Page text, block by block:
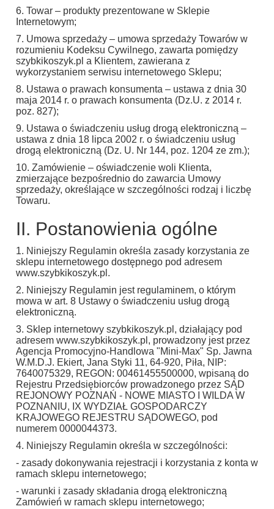
6. Towar – produkty prezentowane w Sklepie
Internetowym;
7. Umowa sprzedaży – umowa sprzedaży Towarów w
rozumieniu Kodeksu Cywilnego, zawarta pomiędzy
szybkikoszyk.pl a Klientem, zawierana z
wykorzystaniem serwisu internetowego Sklepu;
8. Ustawa o prawach konsumenta – ustawa z dnia 30
maja 2014 r. o prawach konsumenta (Dz.U. z 2014 r.
poz. 827);
9. Ustawa o świadczeniu usług drogą elektroniczną –
ustawa z dnia 18 lipca 2002 r. o świadczeniu usług
drogą elektroniczną (Dz. U. Nr 144, poz. 1204 ze zm.);
10. Zamówienie – oświadczenie woli Klienta,
zmierzające bezpośrednio do zawarcia Umowy
sprzedaży, określające w szczególności rodzaj i liczbę
Towaru.
II. Postanowienia ogólne
1. Niniejszy Regulamin określa zasady korzystania ze
sklepu internetowego dostępnego pod adresem
www.szybkikoszyk.pl.
2. Niniejszy Regulamin jest regulaminem, o którym
mowa w art. 8 Ustawy o świadczeniu usług drogą
elektroniczną.
3. Sklep internetowy szybkikoszyk.pl, działający pod
adresem www.szybkikoszyk.pl, prowadzony jest przez
Agencja Promocyjno-Handlowa "Mini-Max" Sp. Jawna
W.M.D.J. Ekiert, Jana Styki 11, 64-920, Piła, NIP:
7640075329, REGON: 00461455500000, wpisaną do
Rejestru Przedsiębiorców prowadzonego przez SĄD
REJONOWY POZNAŃ - NOWE MIASTO I WILDA W
POZNANIU, IX WYDZIAŁ GOSPODARCZY
KRAJOWEGO REJESTRU SĄDOWEGO, pod
numerem 0000044373.
4. Niniejszy Regulamin określa w szczególności:
- zasady dokonywania rejestracji i korzystania z konta w
ramach sklepu internetowego;
- warunki i zasady składania drogą elektroniczną
Zamówień w ramach sklepu internetowego;